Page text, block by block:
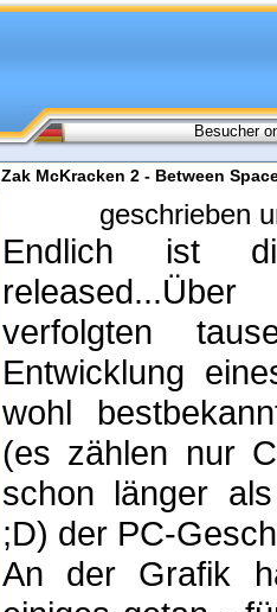
Besucher
Zak McKracken 2 - Between
geschrieben
Endlich ist
verfolgten
Entwicklung
wohl
(es zählen nur
schon länger
;D) der PC-
An der Grafik